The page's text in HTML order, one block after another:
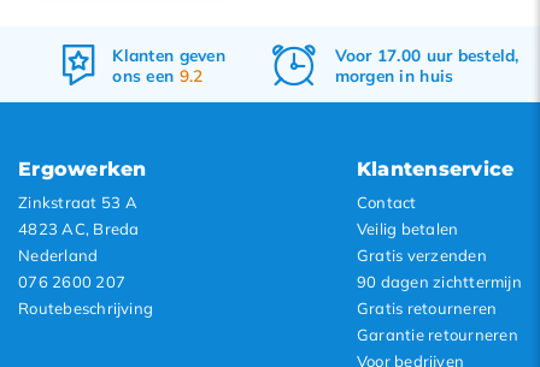
Meest bekeken
Nieuwste producten
Hoogste prijs
Klanten geven
ons een 9.2
Voor 17.00 uur besteld,
morgen in huis
Ergowerken
Zinkstraat 53 A
4823 AC, Breda
Nederland
076 2600 207
Routebeschrijving
Klantenservice
Contact
Veilig betalen
Gratis verzenden
90 dagen zichttermijn
Gratis retourneren
Garantie retourneren
Voor bedrijven